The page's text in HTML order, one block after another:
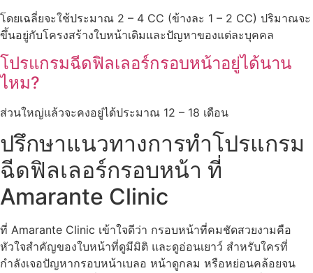
โดยเฉลี่ยจะใช้ประมาณ 2 – 4 CC (ข้างละ 1 – 2 CC) ปริมาณจะ
ขึ้นอยู่กับโครงสร้างใบหน้าเดิมและปัญหาของแต่ละบุคคล
โปรแกรมฉีดฟิลเลอร์กรอบหน้าอยู่ได้นาน
ไหม?
ส่วนใหญ่แล้วจะคงอยู่ได้ประมาณ 12 – 18 เดือน
ปรึกษาแนวทางการทำโปรแกรม
ฉีดฟิลเลอร์กรอบหน้า ที่
Amarante Clinic
ที่ Amarante Clinic เข้าใจดีว่า กรอบหน้าที่คมชัดสวยงามคือ
หัวใจสำคัญของใบหน้าที่ดูมีมิติ และดูอ่อนเยาว์ สำหรับใครที่
กำลังเจอปัญหากรอบหน้าเบลอ หน้าดูกลม หรือหย่อนคล้อยจน